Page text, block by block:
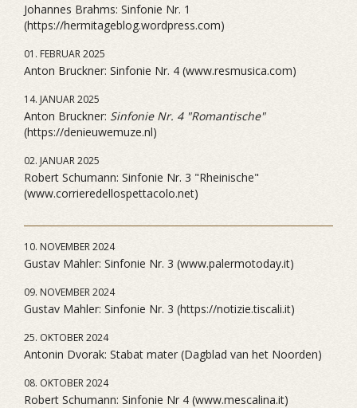
Johannes Brahms: Sinfonie Nr. 1
(https://hermitageblog.wordpress.com)
01. FEBRUAR 2025
Anton Bruckner: Sinfonie Nr. 4 (www.resmusica.com)
14. JANUAR 2025
Anton Bruckner: Sinfonie Nr. 4 "Romantische"
(https://denieuwemuze.nl)
02. JANUAR 2025
Robert Schumann: Sinfonie Nr. 3 "Rheinische"
(www.corrieredellospettacolo.net)
10. NOVEMBER 2024
Gustav Mahler: Sinfonie Nr. 3 (www.palermotoday.it)
09. NOVEMBER 2024
Gustav Mahler: Sinfonie Nr. 3 (https://notizie.tiscali.it)
25. OKTOBER 2024
Antonin Dvorak: Stabat mater (Dagblad van het Noorden)
08. OKTOBER 2024
Robert Schumann: Sinfonie Nr 4 (www.mescalina.it)